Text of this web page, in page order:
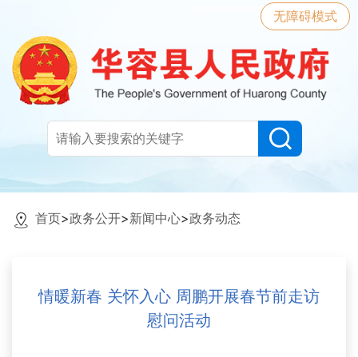
无障碍模式
首页>政务公开>新闻中心>政务动态
情暖新春 关怀入心 周鹏开展春节前走访
慰问活动